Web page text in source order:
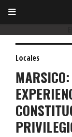
Locales